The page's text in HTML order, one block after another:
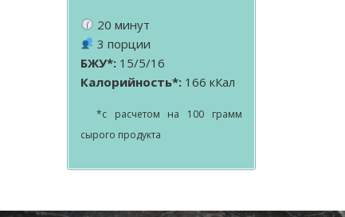
20 минут
3 порции
БЖУ*:15/5/16
Калорийность*:166 кКал
*с расчетом на 100 грамм
сырого продукта